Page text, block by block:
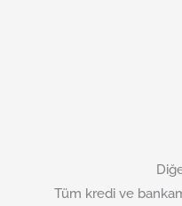
Tüm kredi ve